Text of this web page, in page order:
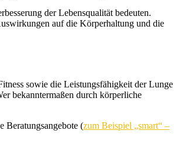
der Lebensqualität bedeuten.
auf die Körperhaltung und die
sowie die Leistungsfähigkeit der Lunge
bekanntermaßen durch körperliche
Beratungsangebote (zum Beispiel „smart“ –